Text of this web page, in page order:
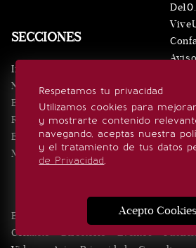
Respetamos tu privacidad
Utilizamos cookies para
y mostrarte contenido
navegando, aceptas nuestra
y el tratamiento de tus datos
de Privacidad.
Acepto Cookies
SECCIONES
Inicio
Noticias
Eventos
Realeza
Estilo de vida
Minuto x Minuto
Edición Impresa Noticias Quiénes
Contacto
Directorio Eventos